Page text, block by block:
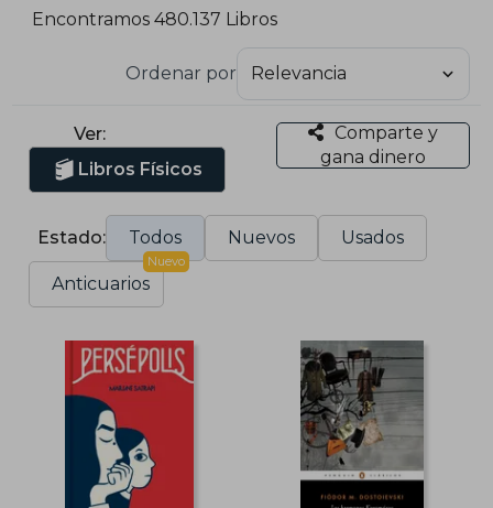
Encontramos 480.137 Libros
Ordenar por
Ver:
Libros Físicos
Comparte y
gana dinero
Estado: Todos Nuevos Usados
Anticuarios
Nuevo